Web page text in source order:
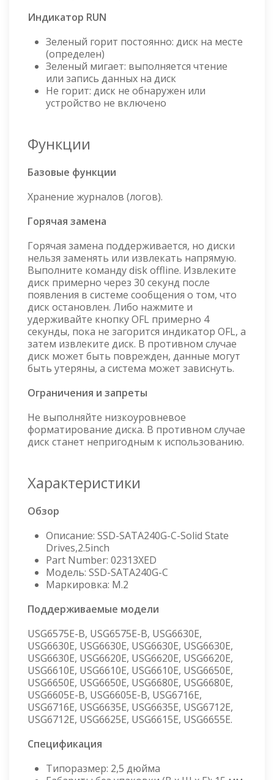
Индикатор RUN
Зеленый горит постоянно: диск на месте
(определен)
Зеленый мигает: выполняется чтение
или запись данных на диск
Не горит: диск не обнаружен или
устройство не включено
Функции
Базовые функции
Хранение журналов (логов).
Горячая замена
Горячая замена поддерживается, но диски
нельзя заменять или извлекать напрямую.
Выполните команду disk offline. Извлеките
диск примерно через 30 секунд после
появления в системе сообщения о том, что
диск остановлен. Либо нажмите и
удерживайте кнопку OFL примерно 4
секунды, пока не загорится индикатор OFL, а
затем извлеките диск. В противном случае
диск может быть поврежден, данные могут
быть утеряны, а система может зависнуть.
Ограничения и запреты
Не выполняйте низкоуровневое
форматирование диска. В противном случае
диск станет непригодным к использованию.
Характеристики
Обзор
Описание: SSD-SATA240G-C-Solid State
Drives,2.5inch
Part Number: 02313XED
Модель: SSD-SATA240G-C
Маркировка: M.2
Поддерживаемые модели
USG6575E-B, USG6575E-B, USG6630E,
USG6630E, USG6630E, USG6630E, USG6630E,
USG6630E, USG6620E, USG6620E, USG6620E,
USG6610E, USG6610E, USG6610E, USG6650E,
USG6650E, USG6650E, USG6680E, USG6680E,
USG6605E-B, USG6605E-B, USG6716E,
USG6716E, USG6635E, USG6635E, USG6712E,
USG6712E, USG6625E, USG6615E, USG6655E.
Спецификация
Типоразмер: 2,5 дюйма